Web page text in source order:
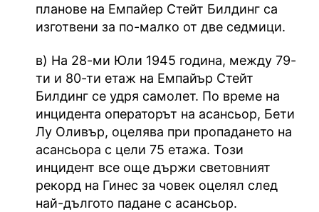
планове на Емпайер Стейт Билдинг са
изготвени за по-малко от две седмици.
в) На 28-ми Юли 1945 година, между 79-
ти и 80-ти етаж на Емпайър Стейт
Билдинг се удря самолет. По време на
инцидента операторът на асансьор, Бети
Лу Оливър, оцелява при пропадането на
асансьора с цели 75 етажа. Този
инцидент все още държи световният
рекорд на Гинес за човек оцелял след
най-дългото падане с асансьор.